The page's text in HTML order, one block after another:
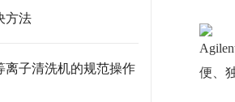
方法
离子清洗机的规范操作
便、